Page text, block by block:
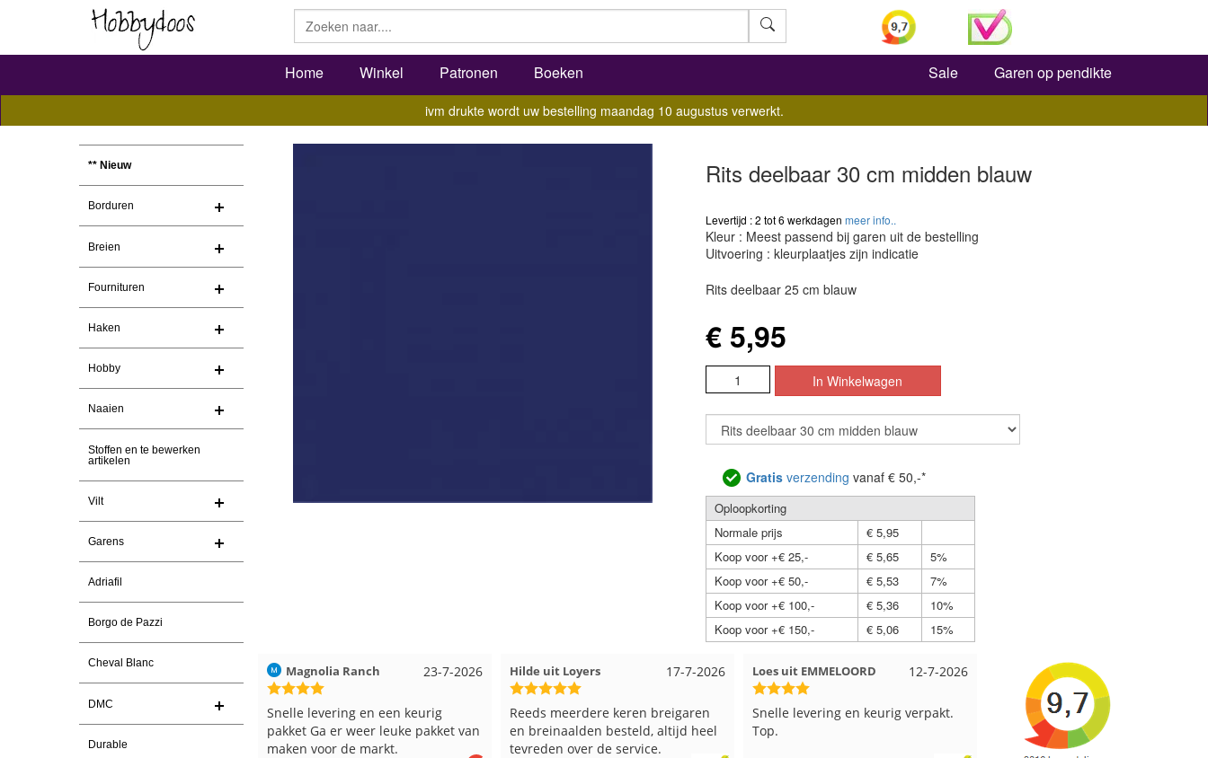
Zoeken
Home Winkel Patronen Boeken Sale Garen op pendikte
ivm drukte wordt uw bestelling maandag 10 augustus verwerkt.
** Nieuw
Borduren
Breien
Fournituren
Haken
Hobby
Naaien
Stoffen en te bewerken
artikelen
Vilt
Garens
Adriafil
Borgo de Pazzi
Cheval Blanc
DMC
Durable
Rits deelbaar 30 cm midden blauw
Levertijd : 2 tot 6 werkdagen meer info..
Kleur : Meest passend bij garen uit de bestelling
Uitvoering : kleurplaatjes zijn indicatie
Rits deelbaar 25 cm blauw
€ 5,95
Gratisverzending vanaf € 50,-*
Oploopkorting
Normale prijs
€ 5,95
Koop voor +€ 25,-
€ 5,65
5%
Koop voor +€ 50,-
€ 5,53
7%
Koop voor +€ 100,-
€ 5,36
10%
Koop voor +€ 150,-
€ 5,06 15%
Christel Vanderlinden
Snelle levering. En prima garen
23-7-2026
Magnolia Ranch
Snelle levering en een keurig
pakket Ga er weer leuke pakket van
maken voor de markt.
17-7-2026
Hilde uit Loyers
Reeds meerdere keren breigaren
en breinaalden besteld, altijd heel
tevreden over de service.
12-7-2026
Loes uit EMMELOORD
Snelle levering en keurig verpakt.
Top.
Nell uit Beuningen
Goed verpakt en snelgeleverd